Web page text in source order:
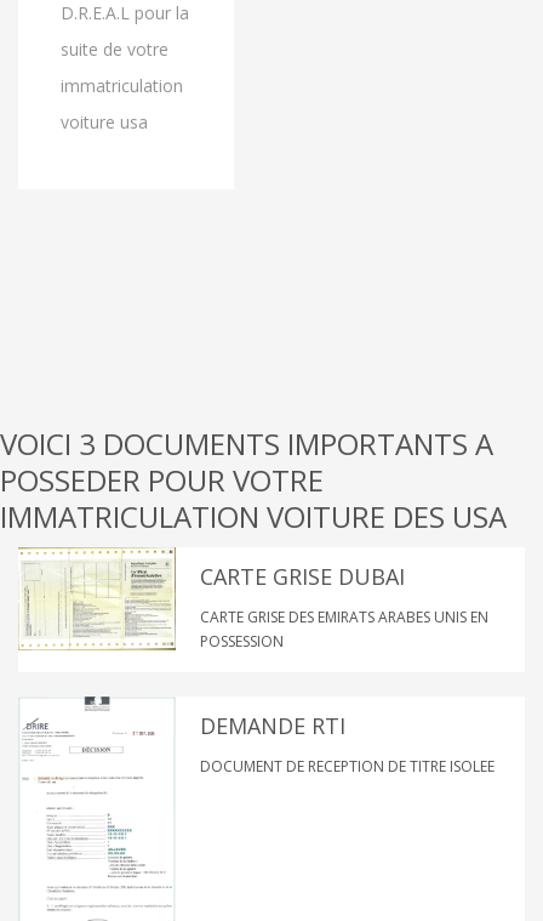
D.R.E.A.L pour la
suite de votre
immatriculation
voiture usa
VOICI 3 DOCUMENTS IMPORTANTS A
POSSEDER POUR VOTRE
IMMATRICULATION VOITURE DES USA
CARTE GRISE DUBAI
CARTE GRISE DES EMIRATS ARABES UNIS EN
POSSESSION
DEMANDE RTI
DOCUMENT DE RECEPTION DE TITRE ISOLEE